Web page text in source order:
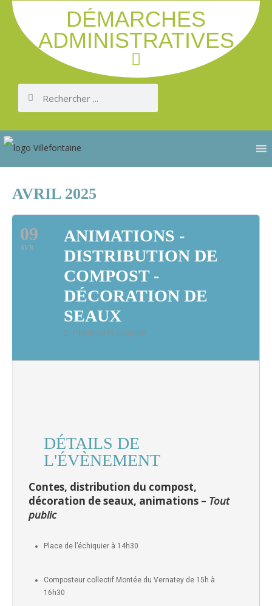
DÉMARCHES
ADMINISTRATIVES
AVRIL 2025
09
AVR
ANIMATIONS -
DISTRIBUTION DE
COMPOST -
DÉCORATION DE
SEAUX
Place de l'Echiquier
DÉTAILS DE
L'ÉVÈNEMENT
Contes, distribution du compost,
décoration de seaux, animations – Tout
public
Place de l’échiquier à 14h30
Composteur collectif Montée du Vernatey de 15h à
16h30